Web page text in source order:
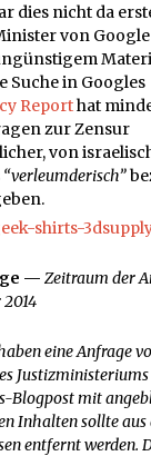
dies nicht da
von
Suche in Googles
Reporthat
zur Zensur
von
“verleumderisch”
— Zeitraum der
eine Anfrage
Blogpost mit
Inhalten sollte aus
entfernt werden.